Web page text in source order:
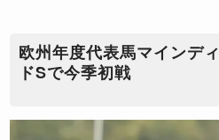
欧州年度代表馬マインデ
ドSで今季初戦